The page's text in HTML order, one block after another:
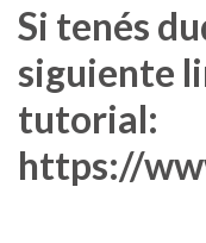
Si tenés
siguiente
tutorial:
https://